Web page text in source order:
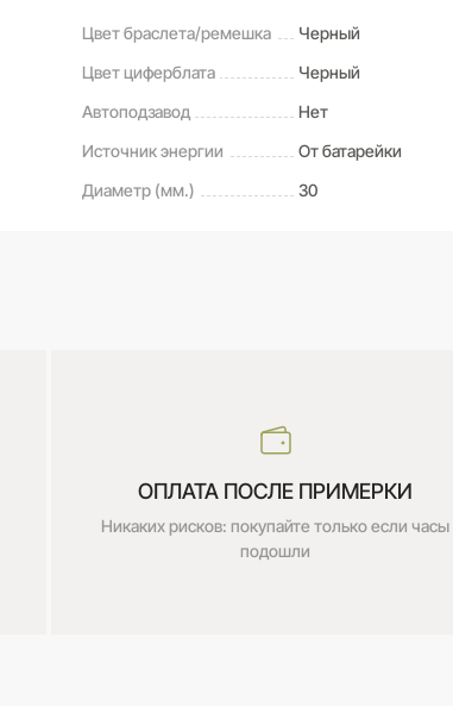
Цвет браслета/ремешка
Черный
Цвет циферблата
Черный
Автоподзавод
Нет
Источник энергии
От батарейки
Диаметр (мм.) 30
ОПЛАТА ПОСЛЕ ПРИМЕРКИ
Никаких рисков: покупайте только если часы
подошли